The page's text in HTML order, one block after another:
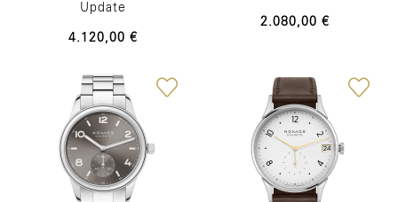
Update
4.120,00 €
2.080,00 €